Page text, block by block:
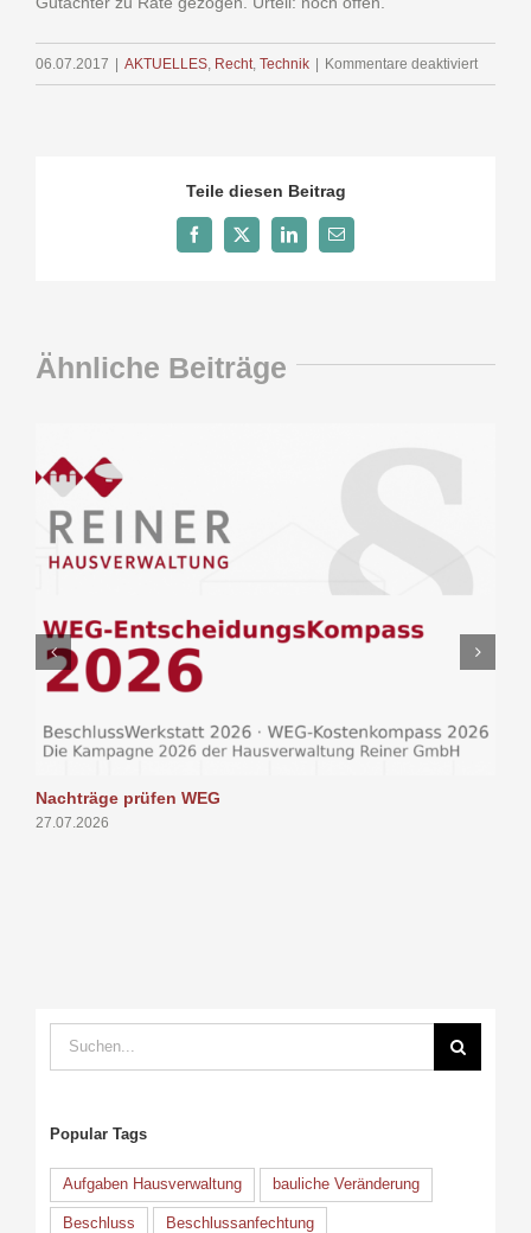
06.07.2017 AKTUELLES, Recht, Technik Kommentare deaktiviertfür
Teile diesen Beitrag
Facebook
X LinkedIn
E-
Mail
Ähnliche Beiträge
Nachträge prüfen WEG
27.07.2026
Suche
nach:
Popular Tags
Aufgaben Hausverwaltung bauliche Veränderung
Beschluss Beschlussanfechtung